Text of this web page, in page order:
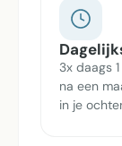
3x daags
na een
in je